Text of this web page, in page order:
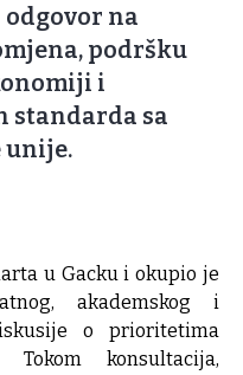
na
podršku
i
standarda sa
unije.
u Gacku i okupio je
akademskog i
o prioritetima
konsultacija,